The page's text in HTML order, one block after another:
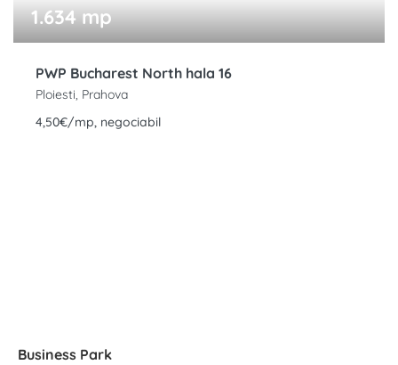
1.634 mp
PWP Bucharest North hala 16
Ploiesti, Prahova
4,50€/mp, negociabil
Business Park